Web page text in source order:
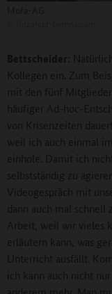
Bettscheider:
Kollegen ein. Zum
mit den fünf
häufiger Ad-hoc-
von Krisenzeiten
weil ich auch einmal
einhole. Damit ich
selbstständig zu
Videogespräch mit
dann auch mal schnell
Arbeit, weil wir vieles
erläutern kann, was
Unterricht ausfällt.
ich kann auch nicht